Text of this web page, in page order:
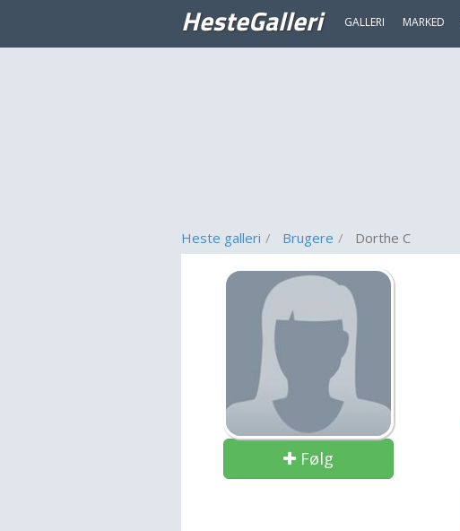
HesteGalleri GALLERI MARKED
Heste galleri Brugere Dorthe C
Følg